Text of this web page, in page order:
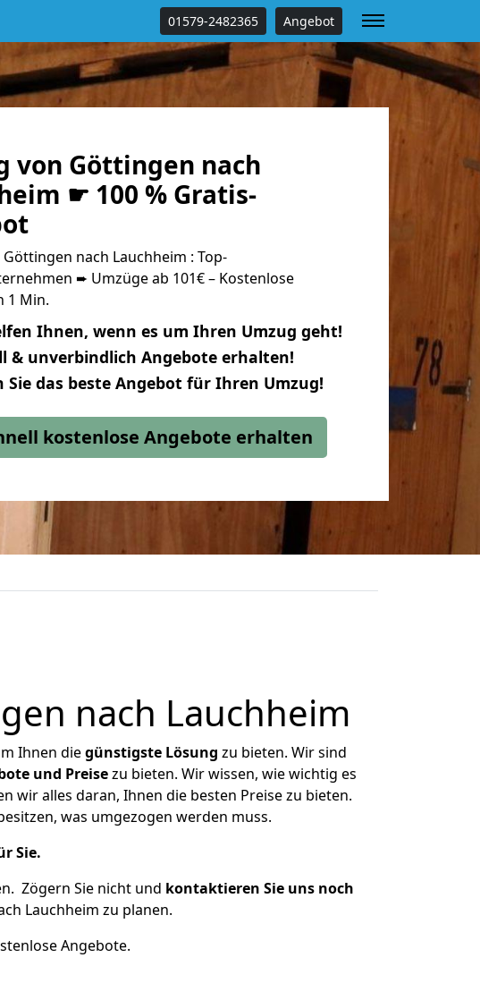
01579-2482365 Angebot
von Göttingen nach
☛ 100 % Gratis-
nach Lauchheim : Top-
➨ Umzüge ab 101€ – Kostenlose
1 Min.
Ihnen, wenn es um Ihren Umzug geht!
& unverbindlich Angebote erhalten!
Sie das beste Angebot für Ihren Umzug!
kostenlose Angebote erhalten
nach Lauchheim
Ihnen diegünstigste Lösung zu bieten. Wir sind
und Preisezu bieten. Wir wissen, wie wichtig es
wir alles daran, Ihnen die besten Preise zu bieten.
was umgezogen werden muss.
Sie.
Zögern Sie nicht und kontaktieren Sie uns noch
Lauchheim zu planen.
Angebote.